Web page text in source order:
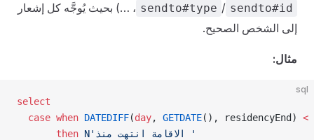
sendto#type / sendto#id
، …) بحيث يُوجَّه كل إشعار
إلى الشخص الصحيح.
مثال:
sql
select
  case
when DATEDIFF(day, GETDATE(), residencyEnd) <
       then
N'الاقامة انتهت منذ '